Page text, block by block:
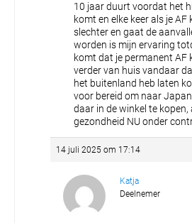
10 jaar duurt voordat het
komt en elke keer als je
slechter en gaat de
worden is mijn ervaring
komt dat je permanent AF
verder van huis vandaar
het buitenland heb laten
voor bereid om naar
daar in de winkel te kopen,
gezondheid NU onder
14 juli 2025 om 17:14
Katja
Deelnemer